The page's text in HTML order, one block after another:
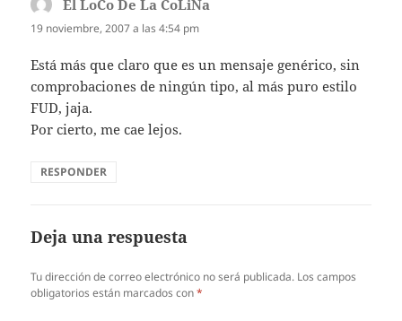
El LoCo De La CoLiNa
19 noviembre, 2007 a las 4:54 pm
Está más que claro que es un mensaje genérico, sin
comprobaciones de ningún tipo, al más puro estilo
FUD, jaja.
Por cierto, me cae lejos.
RESPONDER
Deja una respuesta
Tu dirección de correo electrónico no será publicada. Los campos
obligatorios están marcados con*